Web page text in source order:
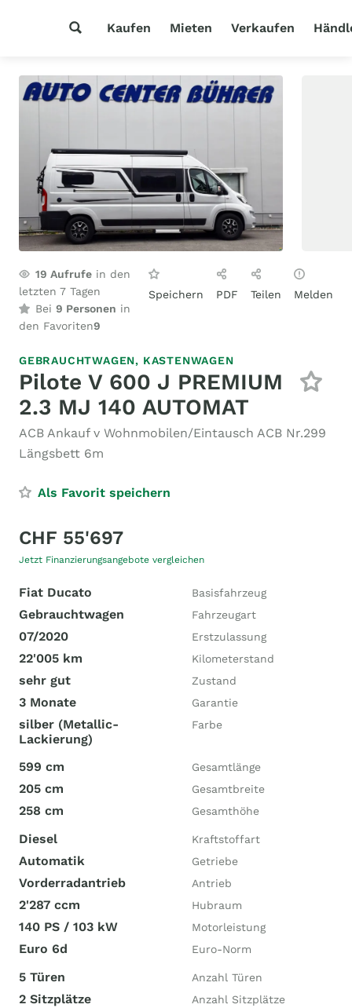
Kaufen Mieten Verkaufen
19 Aufrufe in den
letzten 7 Tagen
Bei 9 Personen in
den Favoriten9
Speichern PDF Teilen Melden
GEBRAUCHTWAGEN, KASTENWAGEN
Pilote V 600 J PREMIUM
2.3 MJ 140 AUTOMAT
ACB Ankauf v Wohnmobilen/Eintausch ACB Nr.299
Längsbett 6m
Als Favorit speichern
CHF 55'697
Jetzt Finanzierungsangebote vergleichen
Fiat Ducato Basisfahrzeug
Gebrauchtwagen Fahrzeugart
07/2020 Erstzulassung
22'005 km Kilometerstand
sehr gut Zustand
3 Monate Garantie
silber (Metallic-
Lackierung)
Farbe
599 cm Gesamtlänge
205 cm Gesamtbreite
258 cm Gesamthöhe
Diesel Kraftstoffart
Automatik Getriebe
Vorderradantrieb Antrieb
2'287 ccm Hubraum
140 PS / 103 kW Motorleistung
Euro 6d Euro-Norm
5 Türen Anzahl Türen
2 Sitzplätze Anzahl Sitzplätze